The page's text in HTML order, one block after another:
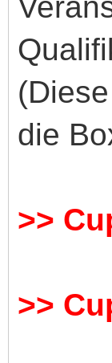
die
>>
>>